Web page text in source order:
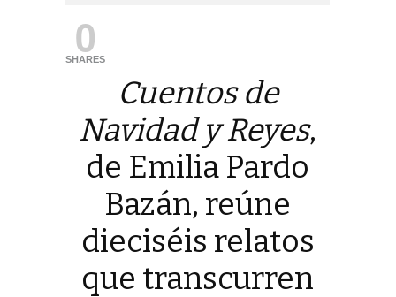
0
SHARES
Cuentos de
Navidad y Reyes,
de Emilia Pardo
Bazán, reúne
dieciséis relatos
que transcurren